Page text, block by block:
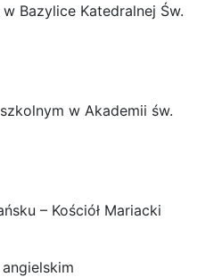
Bazylice Katedralnej Św.
w Akademii św.
– Kościół Mariacki